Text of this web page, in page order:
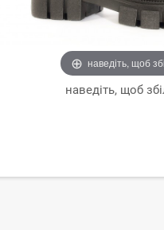
наведіть, щоб
наведіть, щоб